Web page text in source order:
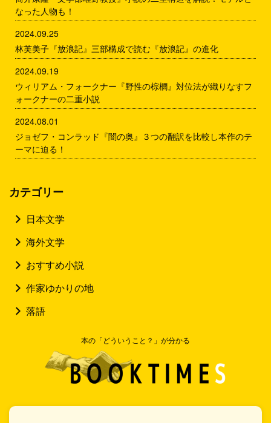
ール』のあらすじ ...
なった人物も！
2024.09.25
林芙美子『放浪記』三部構成で読む『放浪記』の進化
2024.09.19
ウィリアム・フォークナー『野性の棕櫚』対位法が織りなすフ
ォークナーの二重小説
2024.08.01
ジョゼフ・コンラッド『闇の奥』３つの翻訳を比較し本作のテ
ーマに迫る！
カテゴリー
日本文学
海外文学
おすすめ小説
作家ゆかりの地
落語
本の「どういうこと？」が分かる